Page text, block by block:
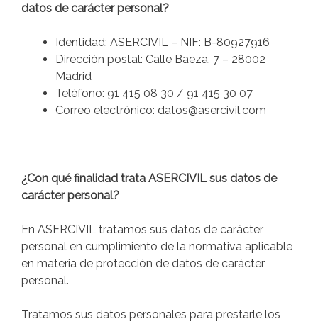
datos de carácter personal?
Identidad: ASERCIVIL – NIF: B-80927916
Dirección postal: Calle Baeza, 7 – 28002
Madrid
Teléfono: 91 415 08 30 / 91 415 30 07
Correo electrónico: datos@asercivil.com
¿Con qué finalidad trata ASERCIVIL sus datos de
carácter personal?
En ASERCIVIL tratamos sus datos de carácter
personal en cumplimiento de la normativa aplicable
en materia de protección de datos de carácter
personal.
Tratamos sus datos personales para prestarle los